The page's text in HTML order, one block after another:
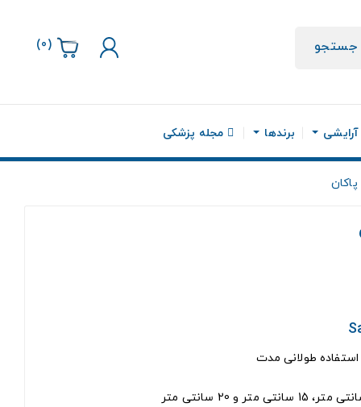
جستجو (
0
)
آرایشی برندها مجله پزشکی
طولانی مدت